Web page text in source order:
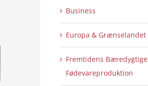
Business
Europa & Grænselandet
Fremtidens Bæredygtige
Fødevareproduktion